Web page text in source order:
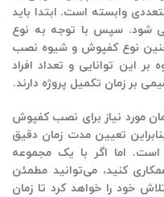
وابسته است. ابتدا باید
‌شود. سپس با توجه به نوع
نوع کفپوش و شیوه نصب
این توانایی و تعداد افراد
بر زمان تکمیل پروژه دارند.
مورد نیاز برای نصب کفپوش
تعیین مدت زمان دقیق
است. اما اگر با یک مجموعه
کنید، می‌توانید مطمئن
خود را خواهد کرد تا زمان